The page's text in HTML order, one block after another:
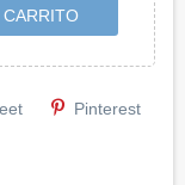
Pinterest